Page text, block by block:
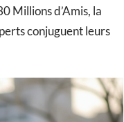
Millions d’Amis, la
conjuguent leurs